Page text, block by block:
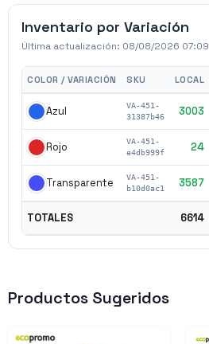
Inventario por Variación
Última actualización: 08/08/2026 07:09
COLOR / VARIACIÓN SKU LOCAL
Azul
VA-451-
31387b46
3003
Rojo
VA-451-
e4db999f
24
Transparente
VA-451-
b10d0ac1
3587
TOTALES 6614
Productos Sugeridos